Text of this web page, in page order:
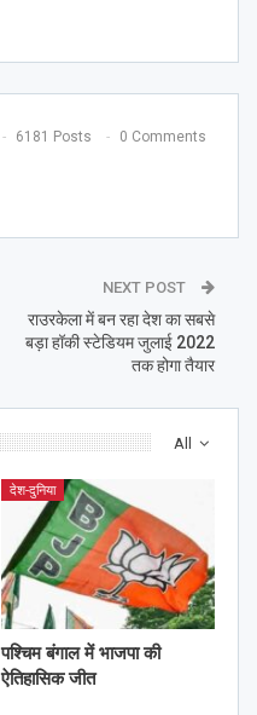
6181 Posts 0 Comments
NEXT POST
राउरकेला में बन रहा देश का सबसे
बड़ा हॉकी स्टेडियम जुलाई 2022
तक होगा तैयार
All
देश-दुनिया
पश्चिम बंगाल में भाजपा की
ऐतिहासिक जीत